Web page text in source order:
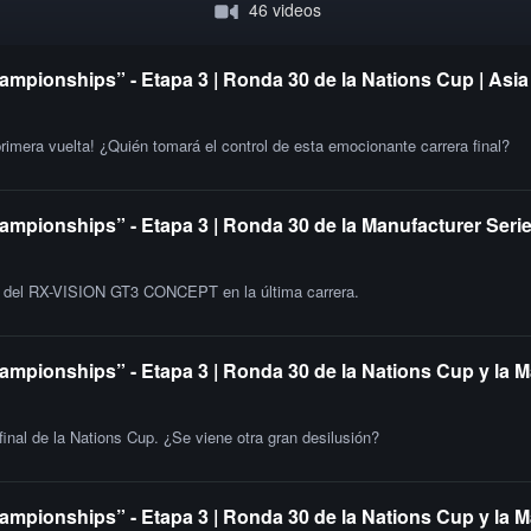
46 videos
- Etapa 3 | Ronda 30 de la Nations Cup | Asia
vuelta! ¿Quién tomará el control de esta emocionante carrera final?
- Etapa 3 | Ronda 30 de la Manufacturer
RX-VISION GT3 CONCEPT en la última carrera.
- Etapa 3 | Ronda 30 de la Nations Cup y la
de la Nations Cup. ¿Se viene otra gran desilusión?
- Etapa 3 | Ronda 30 de la Nations Cup y la